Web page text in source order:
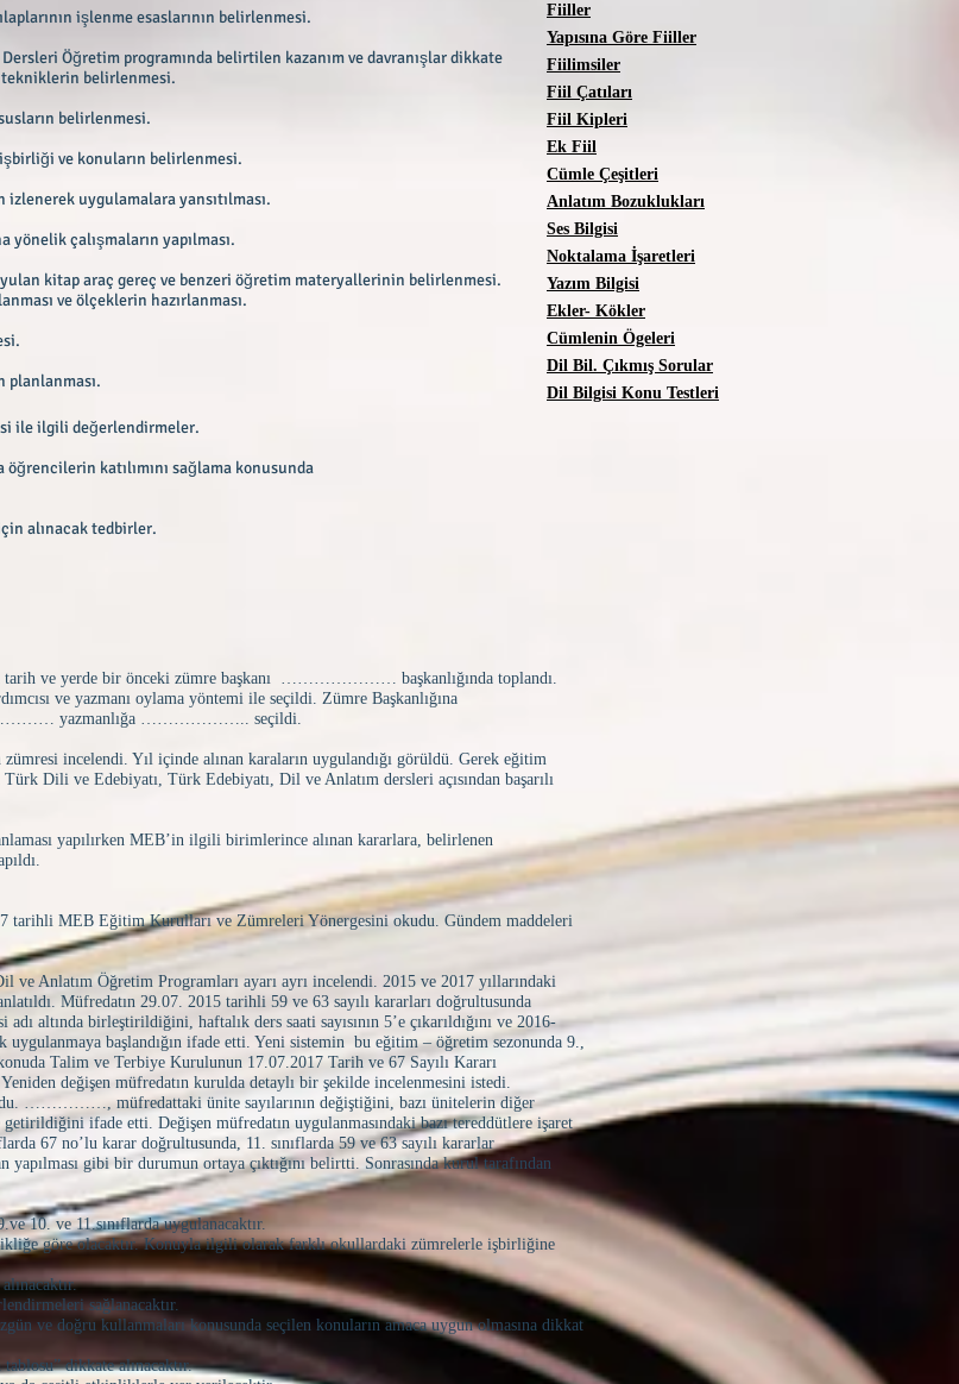
işlenme esaslarının belirlenmesi.
Öğretim programında belirtilen kazanım ve davranışlar dikkate
belirlenmesi.
belirlenmesi.
ve konuların belirlenmesi.
uygulamalara yansıtılması.
çalışmaların yapılması.
kitap araç gereç ve benzeri öğretim materyallerinin belirlenmesi.
ve ölçeklerin hazırlanması.
planlanması.
ile ilgili değerlendirmeler.
katılımını sağlama konusunda
alınacak tedbirler.
tarih ve yerde bir önceki zümre başkanı ………………… başkanlığında toplandı.
ve yazmanı oylama yöntemi ile seçildi. Zümre Başkanlığına
yazmanlığa ……………….. seçildi.
incelendi. Yıl içinde alınan karaların uygulandığı görüldü. Gerek eğitim
Dili ve Edebiyatı, Türk Edebiyatı, Dil ve Anlatım dersleri açısından başarılı
yapılırken MEB’in ilgili birimlerince alınan kararlara, belirlenen
MEB Eğitim Kurulları ve Zümreleri Yönergesini okudu. Gündem maddeleri
Anlatım Öğretim Programları ayarı ayrı incelendi. 2015 ve 2017 yıllarındaki
Müfredatın 29.07. 2015 tarihli 59 ve 63 sayılı kararları doğrultusunda
altında birleştirildiğini, haftalık ders saati sayısının 5’e çıkarıldığını ve 2016-
başlandığın ifade etti. Yeni sistemin bu eğitim – öğretim sezonunda 9.,
Talim ve Terbiye Kurulunun 17.07.2017 Tarih ve 67 Sayılı Kararı
değişen müfredatın kurulda detaylı bir şekilde incelenmesini istedi.
müfredattaki ünite sayılarının değiştiğini, bazı ünitelerin diğer
getirildiğini ifade etti. Değişen müfredatın uygulanmasındaki bazı tereddütlere işaret
67 no’lu karar doğrultusunda, 11. sınıflarda 59 ve 63 sayılı kararlar
yapılması gibi bir durumun ortaya çıktığını belirtti. Sonrasında kurul tarafından
10. ve 11.sınıflarda uygulanacaktır.
göre olacaktır. Konuyla ilgili olarak farklı okullardaki zümrelerle işbirliğine
sağlanacaktır.
ve doğru kullanmaları konusunda seçilen konuların amaca uygun olmasına dikkat
dikkate alınacaktır.
Fiiller
Yapısına Göre Fiiller
Fiilimsiler
Fiil Çatıları
Fiil Kipleri
Ek Fiil
Cümle Çeşitleri
Anlatım Bozuklukları
Ses Bilgisi
Noktalama İşaretleri
Yazım Bilgisi
Ekler- Kökler
Cümlenin Ögeleri
Dil Bil. Çıkmış Sorular
Dil Bilgisi Konu Testleri